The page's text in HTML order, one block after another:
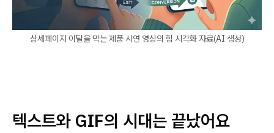
상세페이지 이탈을 막는 제품 시연 영상의 힘 시각화 자료(AI 생성)
텍스트와 GIF의 시대는 끝났어요